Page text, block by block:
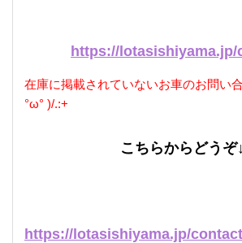
https://lotasishiyama.jp/
在庫に掲載されていないお車のお問い
°ω° )/.:+
こちらからどうぞ↓
https://lotasishiyama.jp/